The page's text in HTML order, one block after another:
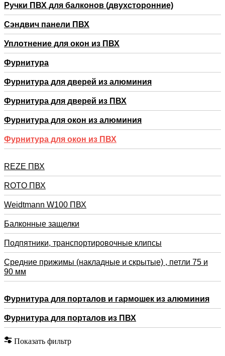
Ручки ПВХ для балконов (двухсторонние)
Сэндвич панели ПВХ
Уплотнение для окон из ПВХ
Фурнитура
Фурнитура для дверей из алюминия
Фурнитура для дверей из ПВХ
Фурнитура для окон из алюминия
Фурнитура для окон из ПВХ
REZE ПВХ
RОTO ПВХ
Weidtmann W100 ПВХ
Балконные защелки
Подпятники, транспортировочные клипсы
Средние прижимы (накладные и скрытые) , петли 75 и
90 мм
Фурнитура для порталов и гармошек из алюминия
Фурнитура для порталов из ПВХ
Показать фильтр